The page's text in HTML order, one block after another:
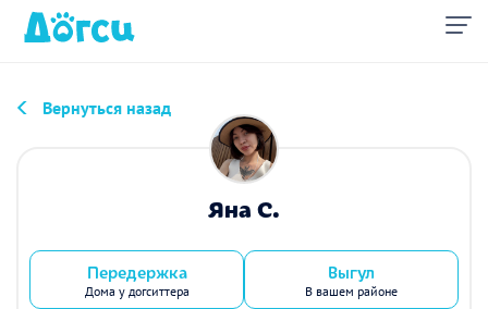
Вернуться назад
Яна С.
Передержка
Дома у догситтера
Выгул
В вашем районе